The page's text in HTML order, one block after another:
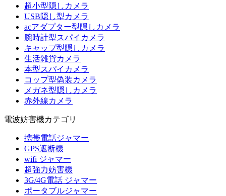
超小型隠しカメラ
USB隠し型カメラ
acアダプター型隠しカメラ
腕時計型スパイカメラ
キャップ型隠しカメラ
生活雑貨カメラ
本型スパイカメラ
コップ型偽装カメラ
メガネ型隠しカメラ
赤外線カメラ
電波妨害機カテゴリ
携帯電話ジャマー
GPS遮断機
wifi ジャマー
超強力妨害機
3G/4G電話 ジャマー
ポータブルジャマー